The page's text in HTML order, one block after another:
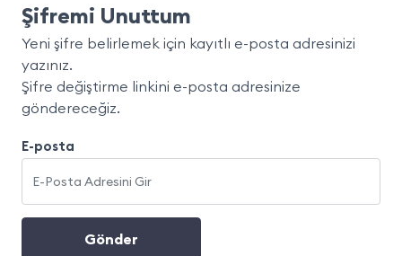
Şifremi Unuttum
Yeni şifre belirlemek için kayıtlı e-posta adresinizi
yazınız.
Şifre değiştirme linkini e-posta adresinize
göndereceğiz.
E-posta
Gönder